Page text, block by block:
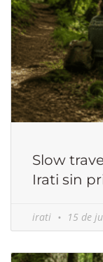
Slow
Irati sin
irati 15 de